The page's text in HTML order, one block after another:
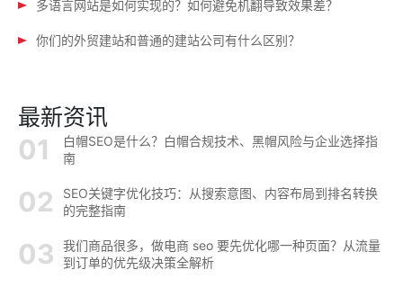
多语言网站是如何实现的？如何避免机翻导致效果差？
你们的外贸建站和普通的建站公司有什么区别？
最新资讯
白帽SEO是什么？白帽合规技术、黑帽风险与企业选择指
南
SEO关键字优化技巧：从搜索意图、内容布局到排名转换
的完整指南
我们商品很多，做电商 seo 要先优化哪一种页面？从流量
到订单的优先级决策全解析